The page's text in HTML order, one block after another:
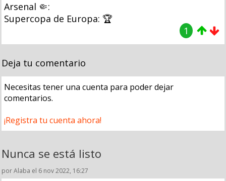
Arsenal 🤏:
Supercopa de Europa: 🏆
1
Deja tu comentario
Necesitas tener una cuenta para poder dejar
comentarios.
¡Registra tu cuenta ahora!
Nunca se está listo
por Alaba el 6 nov 2022, 16:27